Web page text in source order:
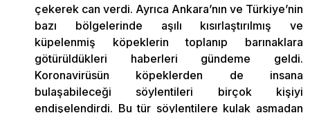
çekerek can verdi. Ayrıca Ankara’nın ve Türkiye’nin
bazı bölgelerinde aşılı kısırlaştırılmış ve
küpelenmiş köpeklerin toplanıp barınaklara
götürüldükleri haberleri gündeme geldi.
Koronavirüsün köpeklerden de insana
bulaşabileceği söylentileri birçok kişiyi
endişelendirdi. Bu tür söylentilere kulak asmadan